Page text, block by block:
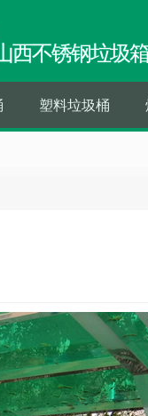
西不锈钢垃圾
塑料垃圾桶